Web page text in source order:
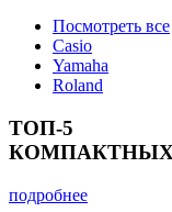
Посмотреть все
Casio
Yamaha
Roland
ТОП-5
КОМПАКТНЫХ
подробнее